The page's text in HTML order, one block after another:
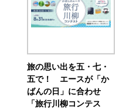
旅の思い出を五・七・
五で！ エースが「か
ばんの日」に合わせ
「旅行川柳コンテス